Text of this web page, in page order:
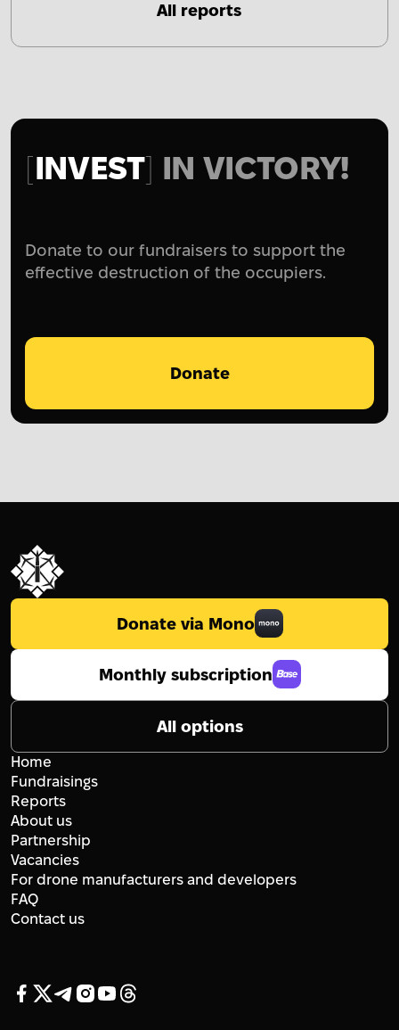
All reports
INVEST IN VICTORY!
Donate to our fundraisers to support the
effective destruction of the occupiers.
Donate
Donate via Mono
Monthly subscription
All options
Home
Fundraisings
Reports
About us
Partnership
Vacancies
For drone manufacturers and developers
FAQ
Contact us